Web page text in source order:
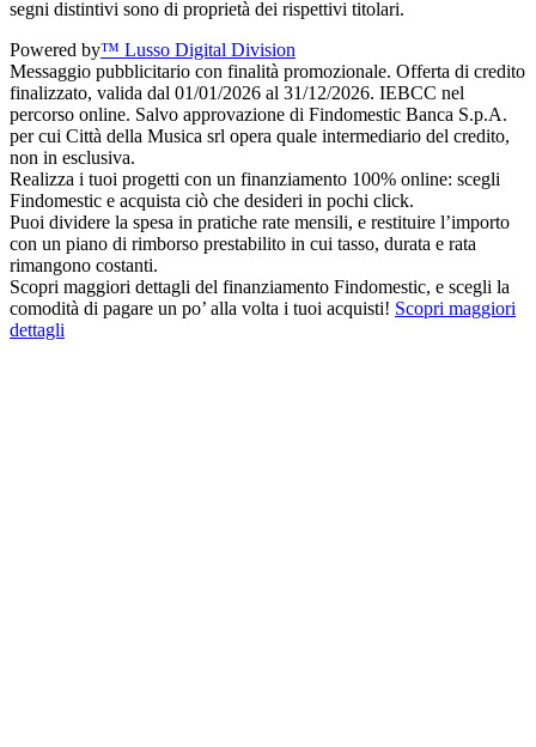
segni distintivi sono di proprietà dei rispettivi titolari.
Powered by™ Lusso Digital Division
Messaggio pubblicitario con finalità promozionale. Offerta di credito
finalizzato, valida dal 01/01/2026 al 31/12/2026. IEBCC nel
percorso online. Salvo approvazione di Findomestic Banca S.p.A.
per cui Città della Musica srl opera quale intermediario del credito,
non in esclusiva.
Realizza i tuoi progetti con un finanziamento 100% online: scegli
Findomestic e acquista ciò che desideri in pochi click.
Puoi dividere la spesa in pratiche rate mensili, e restituire l’importo
con un piano di rimborso prestabilito in cui tasso, durata e rata
rimangono costanti.
Scopri maggiori dettagli del finanziamento Findomestic, e scegli la
comodità di pagare un po’ alla volta i tuoi acquisti! Scopri maggiori
dettagli